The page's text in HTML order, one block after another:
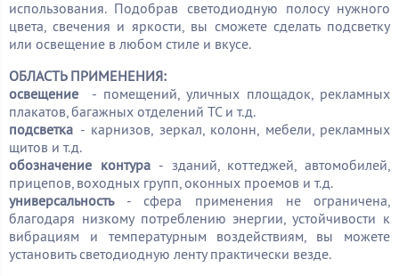
использования. Подобрав светодиодную полосу нужного
цвета, свечения и яркости, вы сможете сделать подсветку
или освещение в любом стиле и вкусе.
ОБЛАСТЬ ПРИМЕНЕНИЯ:
освещение - помещений, уличных площадок, рекламных
плакатов, багажных отделений ТС и т.д.
подсветка - карнизов, зеркал, колонн, мебели, рекламных
щитов и т.д.
обозначение контура- зданий, коттеджей, автомобилей,
прицепов, воходных групп, оконных проемов и т.д.
универсальность- сфера применения не ограничена,
благодаря низкому потреблению энергии, устойчивости к
вибрациям и температурным воздействиям, вы можете
установить светодиодную ленту практически везде.